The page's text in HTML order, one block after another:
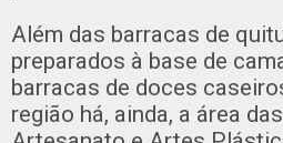
Além das barracas de
preparados à base de
barracas de doces
região há, ainda, a área